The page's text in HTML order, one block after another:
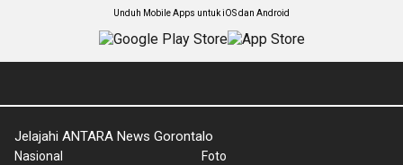
Unduh Mobile Apps untuk iOS dan Android
Jelajahi ANTARA News Gorontalo
Nasional Foto